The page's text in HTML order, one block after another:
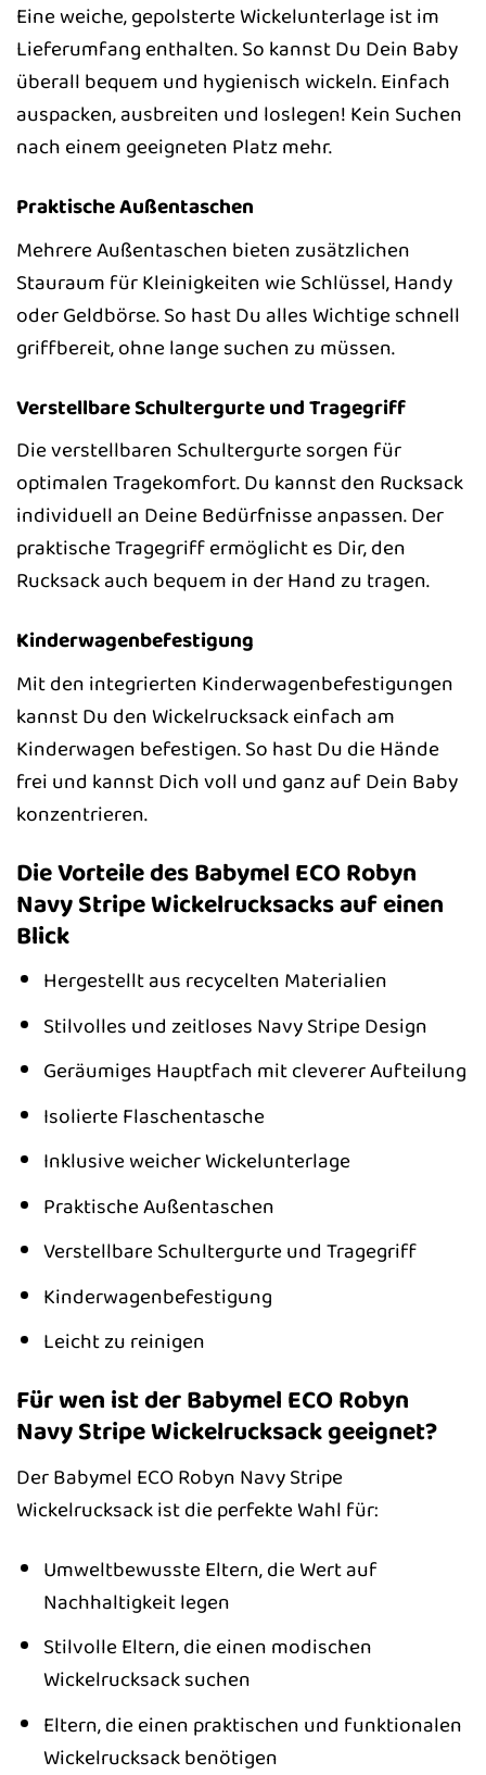
Eine weiche, gepolsterte Wickelunterlage ist im
Lieferumfang enthalten. So kannst Du Dein Baby
überall bequem und hygienisch wickeln. Einfach
auspacken, ausbreiten und loslegen! Kein Suchen
nach einem geeigneten Platz mehr.
Praktische Außentaschen
Mehrere Außentaschen bieten zusätzlichen
Stauraum für Kleinigkeiten wie Schlüssel, Handy
oder Geldbörse. So hast Du alles Wichtige schnell
griffbereit, ohne lange suchen zu müssen.
Verstellbare Schultergurte und Tragegriff
Die verstellbaren Schultergurte sorgen für
optimalen Tragekomfort. Du kannst den Rucksack
individuell an Deine Bedürfnisse anpassen. Der
praktische Tragegriff ermöglicht es Dir, den
Rucksack auch bequem in der Hand zu tragen.
Kinderwagenbefestigung
Mit den integrierten Kinderwagenbefestigungen
kannst Du den Wickelrucksack einfach am
Kinderwagen befestigen. So hast Du die Hände
frei und kannst Dich voll und ganz auf Dein Baby
konzentrieren.
Die Vorteile des Babymel ECO Robyn
Navy Stripe Wickelrucksacks auf einen
Blick
Hergestellt aus recycelten Materialien
Stilvolles und zeitloses Navy Stripe Design
Geräumiges Hauptfach mit cleverer Aufteilung
Isolierte Flaschentasche
Inklusive weicher Wickelunterlage
Praktische Außentaschen
Verstellbare Schultergurte und Tragegriff
Kinderwagenbefestigung
Leicht zu reinigen
Für wen ist der Babymel ECO Robyn
Navy Stripe Wickelrucksack geeignet?
Der Babymel ECO Robyn Navy Stripe
Wickelrucksack ist die perfekte Wahl für:
Umweltbewusste Eltern, die Wert auf
Nachhaltigkeit legen
Stilvolle Eltern, die einen modischen
Wickelrucksack suchen
Eltern, die einen praktischen und funktionalen
Wickelrucksack benötigen